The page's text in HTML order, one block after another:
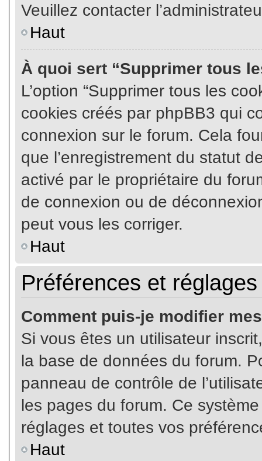
Veuillez contacter
Haut
À quoi sert “Supprimer tous
L’option “Supprimer tous les
cookies créés par phpBB3 qui
connexion sur le forum. Cela
que l’enregistrement du statut
activé par le propriétaire du
de connexion ou de
peut vous les corriger.
Haut
Préférences et
Comment puis-je modifier
Si vous êtes un utilisateur
la base de données du forum.
panneau de contrôle de
les pages du forum. Ce
réglages et toutes vos
Haut